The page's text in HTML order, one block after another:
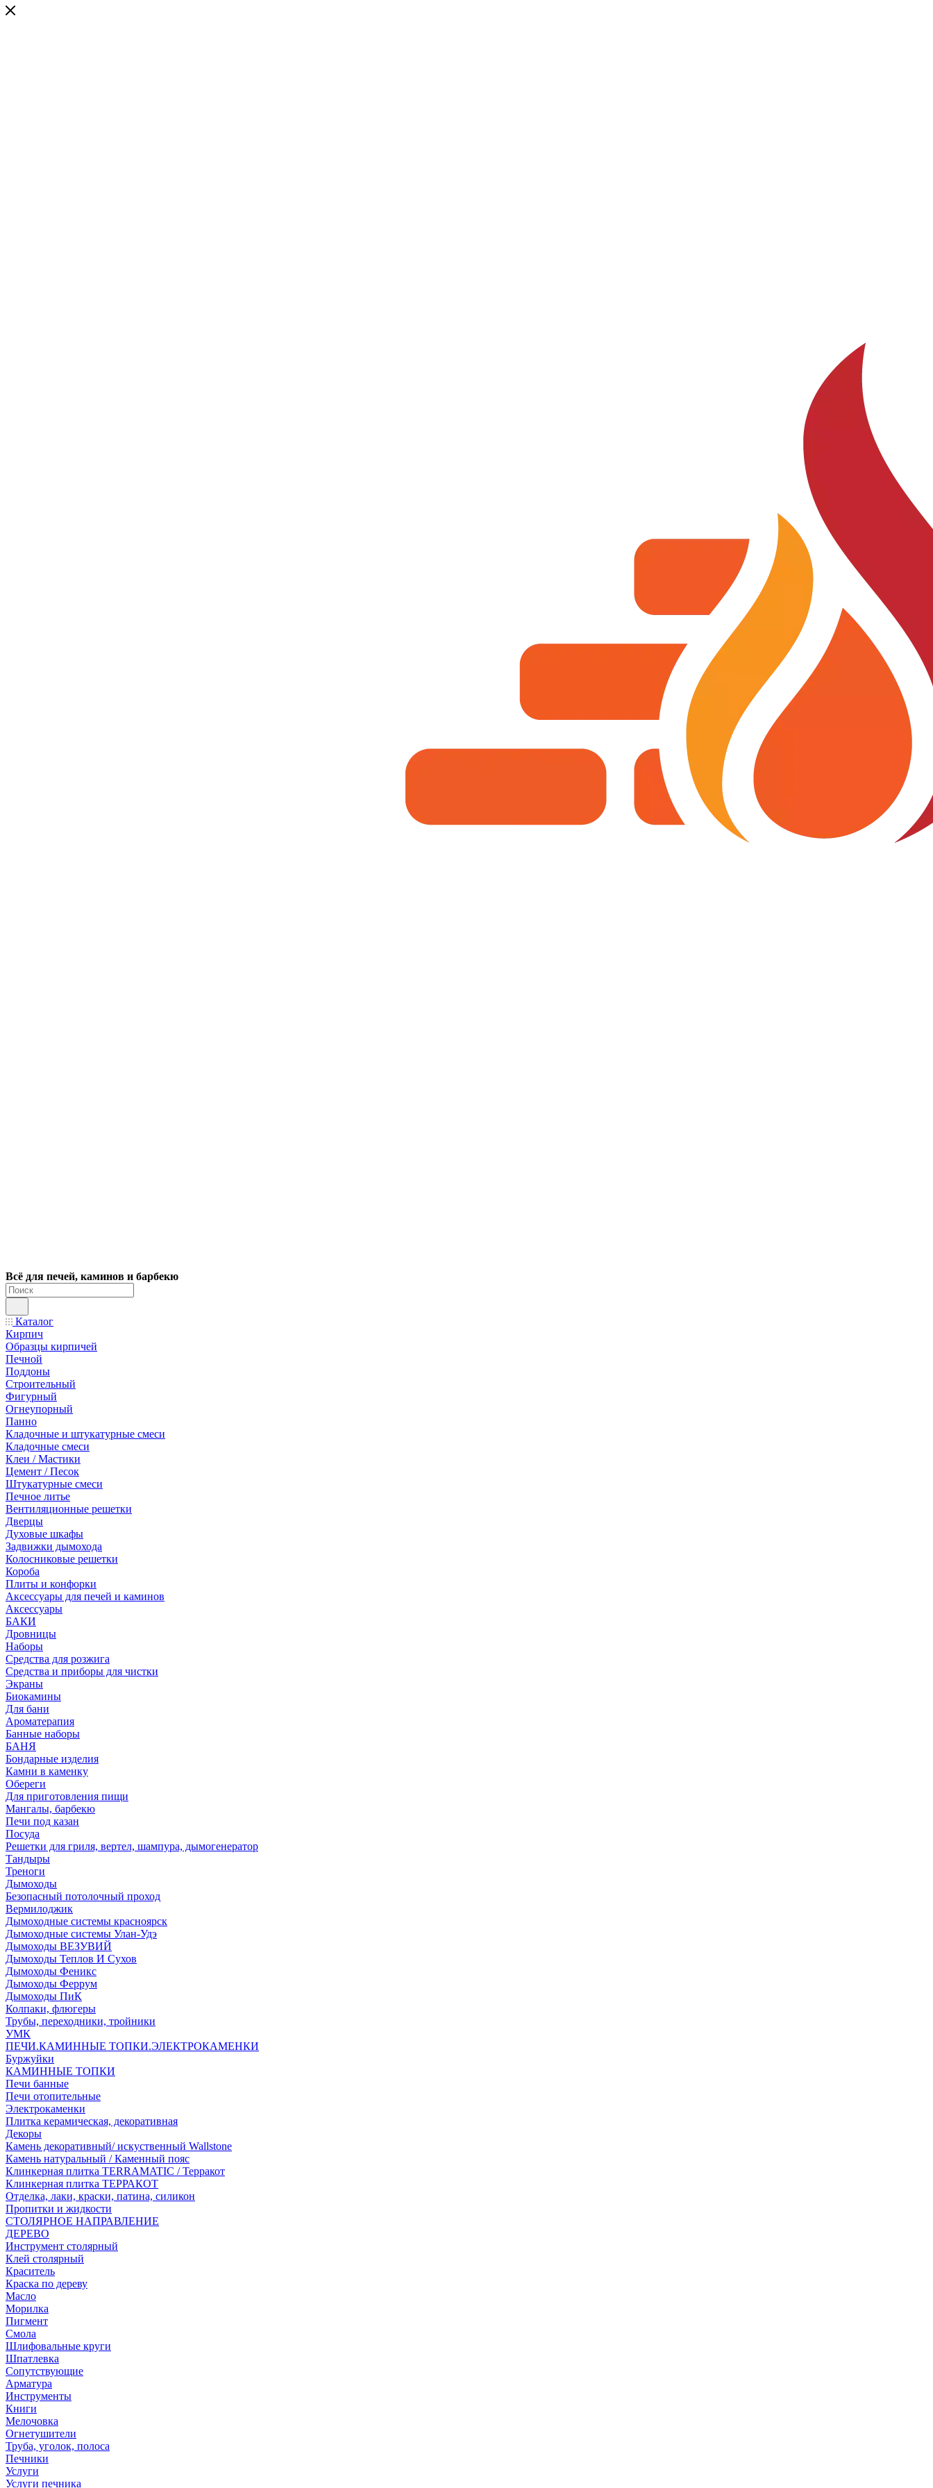
Всё для печей, каминов и барбекю
Каталог
Кирпич
Образцы кирпичей
Печной
Поддоны
Строительный
Фигурный
Огнеупорный
Панно
Кладочные и штукатурные смеси
Кладочные смеси
Клеи / Мастики
Цемент / Песок
Штукатурные смеси
Печное литье
Вентиляционные решетки
Дверцы
Духовые шкафы
Задвижки дымохода
Колосниковые решетки
Короба
Плиты и конфорки
Аксессуары для печей и каминов
Аксессуары
БАКИ
Дровницы
Наборы
Средства для розжига
Средства и приборы для чистки
Экраны
Биокамины
Для бани
Ароматерапия
Банные наборы
БАНЯ
Бондарные изделия
Камни в каменку
Обереги
Для приготовления пищи
Мангалы, барбекю
Печи под казан
Посуда
Решетки для гриля, вертел, шампура, дымогенератор
Тандыры
Треноги
Дымоходы
Безопасный потолочный проход
Вермилоджик
Дымоходные системы красноярск
Дымоходные системы Улан-Удэ
Дымоходы ВЕЗУВИЙ
Дымоходы Теплов И Сухов
Дымоходы Феникс
Дымоходы Феррум
Дымоходы ПиК
Колпаки, флюгеры
Трубы, переходники, тройники
УМК
ПЕЧИ.КАМИННЫЕ ТОПКИ.ЭЛЕКТРОКАМЕНКИ
Буржуйки
КАМИННЫЕ ТОПКИ
Печи банные
Печи отопительные
Электрокаменки
Плитка керамическая, декоративная
Декоры
Камень декоративный/ искуственный Wallstone
Камень натуральный / Каменный пояс
Клинкерная плитка TERRAMATIC / Терракот
Клинкерная плитка ТЕРРАКОТ
Отделка, лаки, краски, патина, силикон
Пропитки и жидкости
СТОЛЯРНОЕ НАПРАВЛЕНИЕ
ДЕРЕВО
Инструмент столярный
Клей столярный
Краситель
Краска по дереву
Масло
Морилка
Пигмент
Смола
Шлифовальные круги
Шпатлевка
Сопутствующие
Арматура
Инструменты
Книги
Мелочовка
Огнетушители
Труба, уголок, полоса
Печники
Услуги
Услуги печника